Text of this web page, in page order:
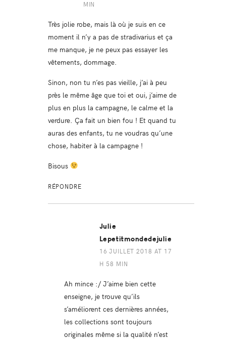
MIN
Très jolie robe, mais là où je suis en ce
moment il n’y a pas de stradivarius et ça
me manque, je ne peux pas essayer les
vêtements, dommage.
Sinon, non tu n’es pas vieille, j’ai à peu
près le même âge que toi et oui, j’aime de
plus en plus la campagne, le calme et la
verdure. Ça fait un bien fou ! Et quand tu
auras des enfants, tu ne voudras qu’une
chose, habiter à la campagne !
Bisous
RÉPONDRE
Julie
Lepetitmondedejulie
16 JUILLET 2018 AT 17
H 58 MIN
Ah mince :/ J’aime bien cette
enseigne, je trouve qu’ils
s’améliorent ces dernières années,
les collections sont toujours
originales même si la qualité n’est